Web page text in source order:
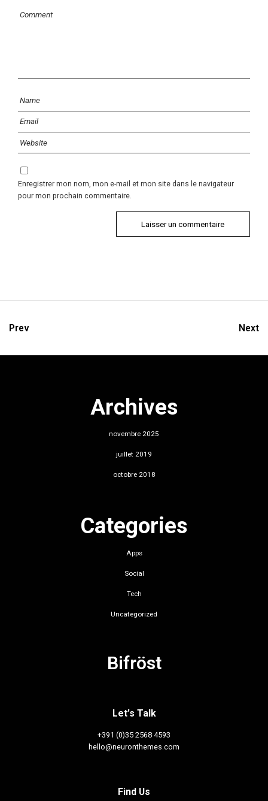
Enregistrer mon nom, mon e-mail et mon site dans le navigateur
pour mon prochain commentaire.
Prev Next
Archives
novembre 2025
juillet 2019
octobre 2018
Categories
Apps
Social
Tech
Uncategorized
Bifröst
Let’s Talk
+391 (0)35 2568 4593
hello@neuronthemes.com
Find Us